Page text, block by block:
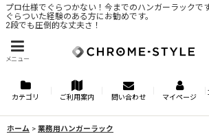
プロ仕様でぐらつかない！今までのハンガーラックで
ぐらついた経験のある方にお勧めです。
2段でも圧倒的な丈夫さ！
メニュー
カテゴリ ご利用案内 問い合わせ マイページ
ホーム > 業務用ハンガーラック